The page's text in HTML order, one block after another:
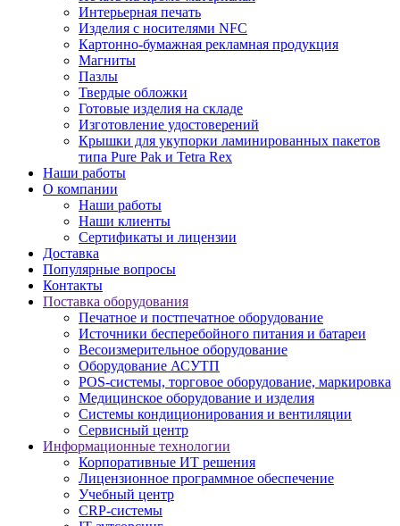
Интерьерная печать
Изделия с носителями NFC
Картонно-бумажная рекламная продукция
Магниты
Пазлы
Твердые обложки
Готовые изделия на складе
Изготовление удостоверений
Крышки для укупорки ламинированных пакетов
типа Pure Pak и Tetra Rex
Наши работы
О компании
Наши работы
Наши клиенты
Сертификаты и лицензии
Доставка
Популярные вопросы
Контакты
Поставка оборудования
Печатное и постпечатное оборудование
Источники бесперебойного питания и батареи
Весоизмерительное оборудование
Оборудование АСУТП
POS-системы, торговое оборудование, маркировка
Медицинское оборудование и изделия
Системы кондиционирования и вентиляции
Сервисный центр
Информационные технологии
Корпоративные ИТ решения
Лицензионное программное обеспечение
Учебный центр
CRP-системы